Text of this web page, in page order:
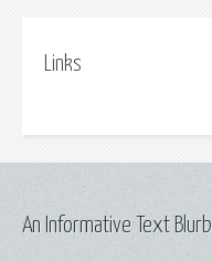
Links
An Informative Text Blurb